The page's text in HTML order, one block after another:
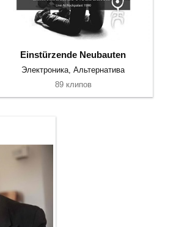
Einstürzende Neubauten
Электроника, Альтернатива
89 клипов